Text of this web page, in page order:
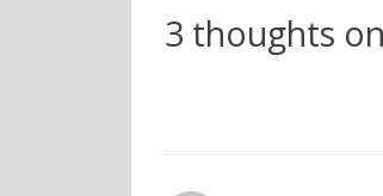
3 thoughts